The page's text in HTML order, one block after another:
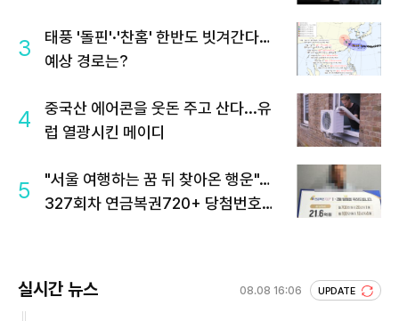
3
태풍 '돌핀'·'찬홈' 한반도 빗겨간다…
예상 경로는?
4
중국산 에어콘을 웃돈 주고 산다...유
럽 열광시킨 메이디
5
"서울 여행하는 꿈 뒤 찾아온 행운"…
327회차 연금복권720+ 당첨번호조
실시간 뉴스 08.08 16:06 UPDATE